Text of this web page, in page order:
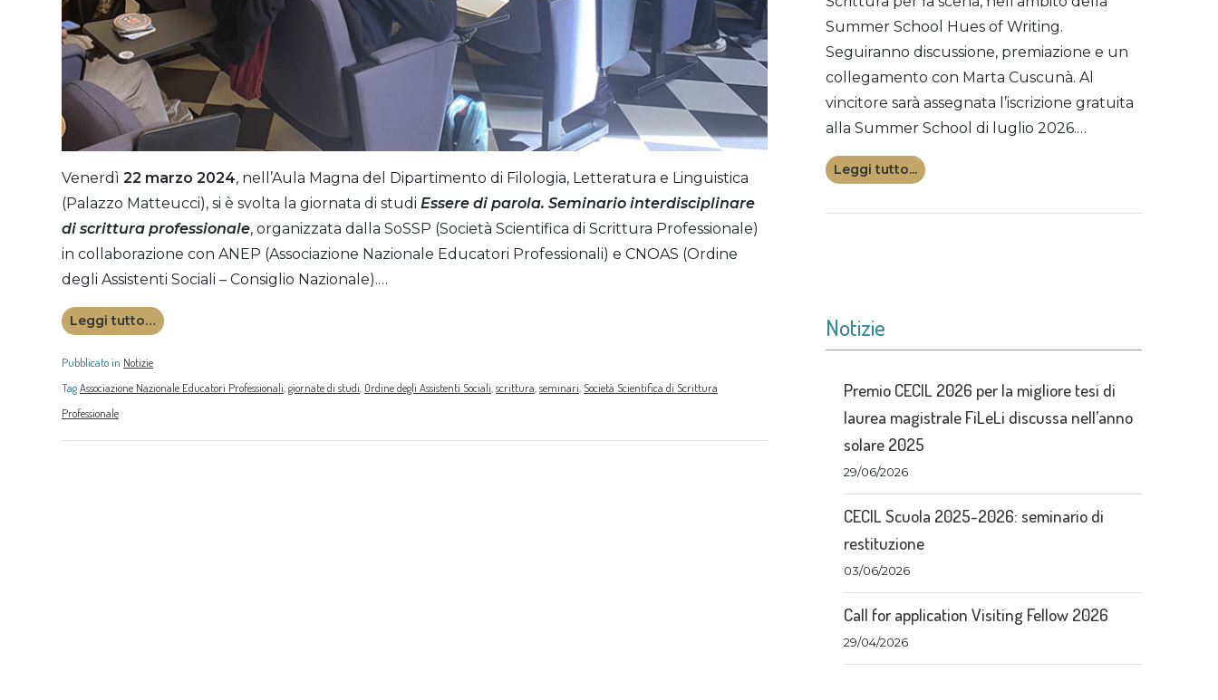
Venerdì 22 marzo 2024, nell’Aula Magna del Dipartimento di Filologia, Letteratura e Linguistica
(Palazzo Matteucci), si è svolta la giornata di studi Essere di parola. Seminario interdisciplinare
di scrittura professionale, organizzata dalla SoSSP (Società Scientifica di Scrittura Professionale)
in collaborazione con ANEP (Associazione Nazionale Educatori Professionali) e CNOAS (Ordine
degli Assistenti Sociali – Consiglio Nazionale).…
Leggi tutto…
Pubblicato in Notizie
TagAssociazione Nazionale Educatori Professionali,giornate di studi, Ordine degli Assistenti Sociali,scrittura,seminari, Società Scientifica di Scrittura
Professionale
Summer School Hues of Writing.
Seguiranno discussione, premiazione e un
collegamento con Marta Cuscunà. Al
vincitore sarà assegnata l’iscrizione gratuita
alla Summer School di luglio 2026.…
Leggi tutto...
Notizie
Premio CECIL 2026 per la migliore tesi di
laurea magistrale FiLeLi discussa nell’anno
solare 2025
29/06/2026
CECIL Scuola 2025-2026: seminario di
restituzione
03/06/2026
Call for application Visiting Fellow 2026
29/04/2026